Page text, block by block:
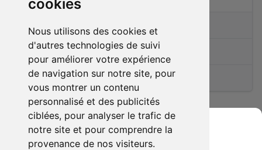
cookies
Nous utilisons des cookies et
d'autres technologies de suivi
pour améliorer votre expérience
de navigation sur notre site, pour
vous montrer un contenu
personnalisé et des publicités
ciblées, pour analyser le trafic de
notre site et pour comprendre la
provenance de nos visiteurs.
articles en vente
Membre depuis le11/01/2021
(0)
Ce membre n'a pas encore d'article en vente.